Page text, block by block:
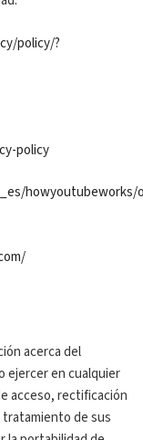
policy/?
policy
howyoutubeworks/
acerca del
ejercer en cualquier
acceso, rectificación
tratamiento de sus